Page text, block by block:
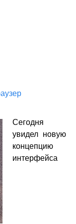
Сегодня
увидел новую
концепцию
интерфейса